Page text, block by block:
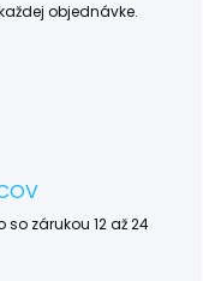
objednávke.
zárukou 12 až 24